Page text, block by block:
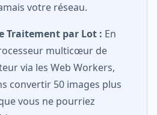
votre réseau.
Traitement par Lot : En
multicœur de
via les Web Workers,
convertir 50 images plus
vous ne pourriez